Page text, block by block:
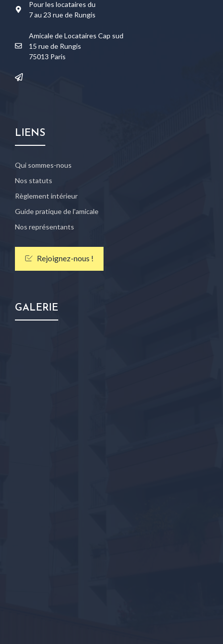
Pour les locataires du
7 au 23 rue de Rungis
Amicale de Locataires Cap sud
15 rue de Rungis
75013 Paris
LIENS
Qui sommes-nous
Nos statuts
Règlement intérieur
Guide pratique de l'amicale
Nos représentants
Rejoignez-nous !
GALERIE